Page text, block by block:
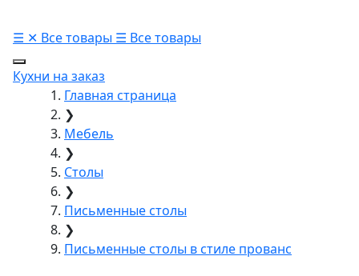
☰ ✕ Все товары ☰ Все товары
Кухни на заказ
Главная страница
❯
Мебель
❯
Столы
❯
Письменные столы
❯
Письменные столы в стиле прованс